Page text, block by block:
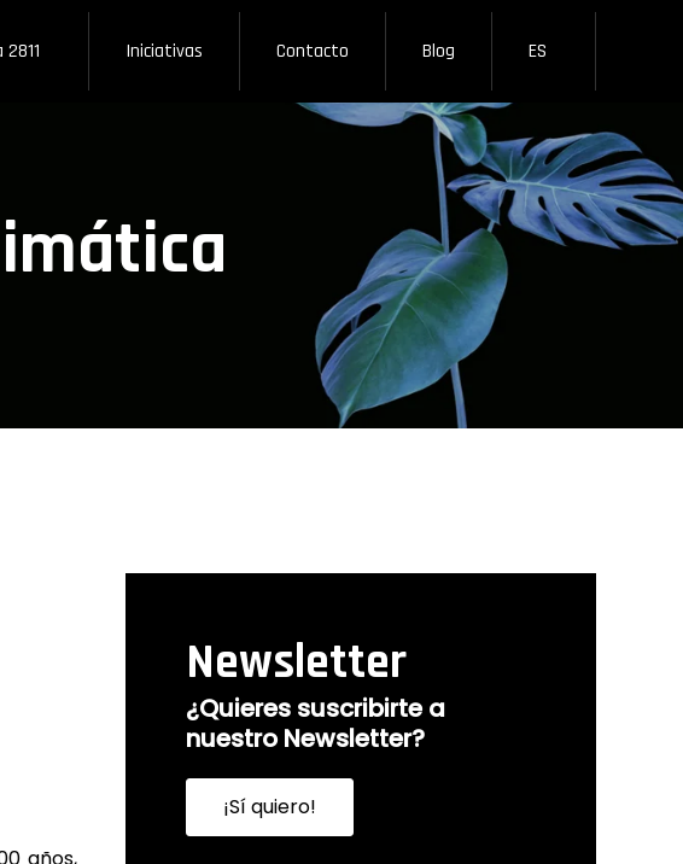
Iniciativas Contacto Blog ES
años,
Newsletter
¿Quieres suscribirte a
nuestro Newsletter?
¡Sí quiero!